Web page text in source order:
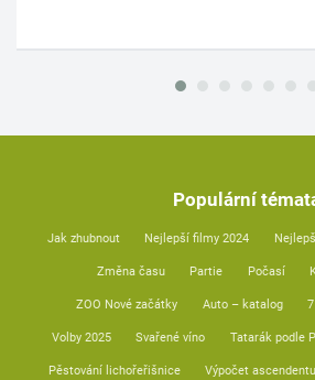
Populární
Jak zhubnout Nejlepší filmy 2024
Změna času Partie Počasí
ZOO Nové začátky Auto – katalog
Volby 2025 Svařené víno Tatarák podle
Pěstování lichořeřišnice Výpočet ascendentu